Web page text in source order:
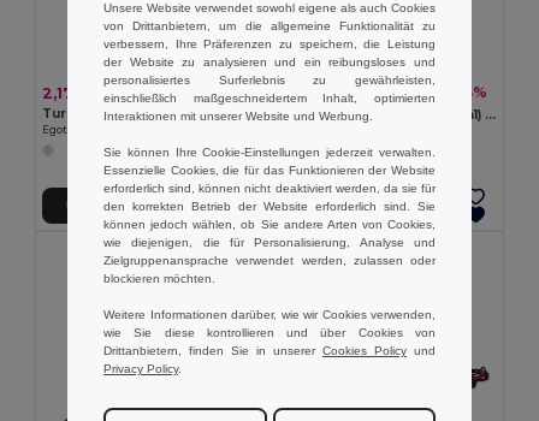
2,17 €
Turnbeutel aus 100% organische Bauwolle (140 g/m²)
Egotier 92527
In den Warenkorb
2,32 € 2,70 € -14%
Tragetasche/Turnbeutel (2in1) aus recycelter Baumwolle (70%) und polyester (30% rPET) (140 g/m²)
In den Warenkorb
MIN QTY: 5
Unsere Website verwendet sowohl eigene als auch Cookies
von Drittanbietern, um die allgemeine Funktionalität zu
verbessern, Ihre Präferenzen zu speichern, die Leistung
der Website zu analysieren und ein reibungsloses und
personalisiertes Surferlebnis zu gewährleisten,
einschließlich maßgeschneidertem Inhalt, optimierten
Interaktionen mit unserer Website und Werbung.
Sie können Ihre Cookie-Einstellungen jederzeit verwalten.
Essenzielle Cookies, die für das Funktionieren der Website
erforderlich sind, können nicht deaktiviert werden, da sie für
den korrekten Betrieb der Website erforderlich sind. Sie
können jedoch wählen, ob Sie andere Arten von Cookies,
wie diejenigen, die für Personalisierung, Analyse und
Zielgruppenansprache verwendet werden, zulassen oder
blockieren möchten.
Weitere Informationen darüber, wie wir Cookies verwenden,
wie Sie diese kontrollieren und über Cookies von
Drittanbietern, finden Sie in unserer Cookies Policy und
Privacy Policy.